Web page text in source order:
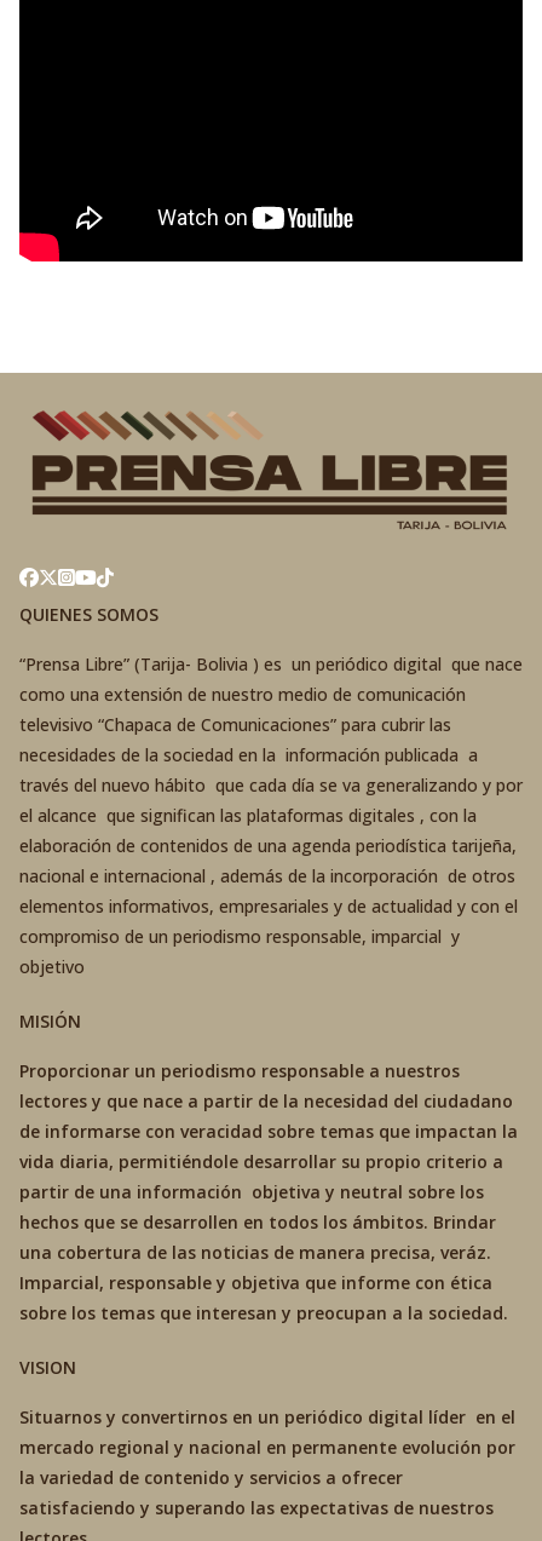
QUIENES SOMOS
“Prensa Libre” (Tarija- Bolivia ) es un periódico digital que nace
como una extensión de nuestro medio de comunicación
televisivo “Chapaca de Comunicaciones” para cubrir las
necesidades de la sociedad en la información publicada a
través del nuevo hábito que cada día se va generalizando y por
el alcance que significan las plataformas digitales , con la
elaboración de contenidos de una agenda periodística tarijeña,
nacional e internacional , además de la incorporación de otros
elementos informativos, empresariales y de actualidad y con el
compromiso de un periodismo responsable, imparcial y
objetivo
MISIÓN
Proporcionar un periodismo responsable a nuestros
lectores y que nace a partir de la necesidad del ciudadano
de informarse con veracidad sobre temas que impactan la
vida diaria, permitiéndole desarrollar su propio criterio a
partir de una información objetiva y neutral sobre los
hechos que se desarrollen en todos los ámbitos. Brindar
una cobertura de las noticias de manera precisa, veráz.
Imparcial, responsable y objetiva que informe con ética
sobre los temas que interesan y preocupan a la sociedad.
VISION
Situarnos y convertirnos en un periódico digital líder en el
mercado regional y nacional en permanente evolución por
la variedad de contenido y servicios a ofrecer
satisfaciendo y superando las expectativas de nuestros